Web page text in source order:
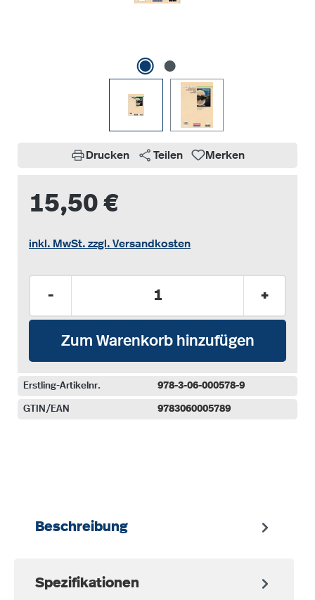
Drucken Teilen Merken
15,50 €
inkl. MwSt. zzgl. Versandkosten
- +
Zum Warenkorb hinzufügen
Erstling-Artikelnr. 978-3-06-000578-9
GTIN/EAN 9783060005789
Beschreibung
Spezifikationen